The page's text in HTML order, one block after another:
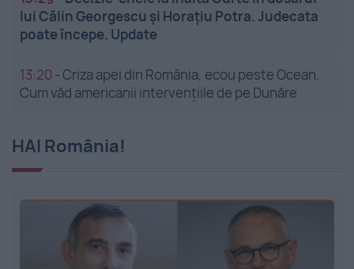
lui Călin Georgescu și Horațiu Potra. Judecata
poate începe. Update
13:20 -Criza apei din România, ecou peste Ocean.
Cum văd americanii intervențiile de pe Dunăre
HAI România!